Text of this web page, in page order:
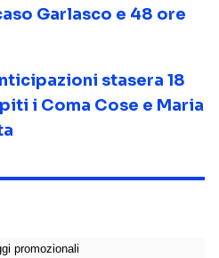
Garlasco e 48 ore
stasera 18
i Coma Cose e Maria